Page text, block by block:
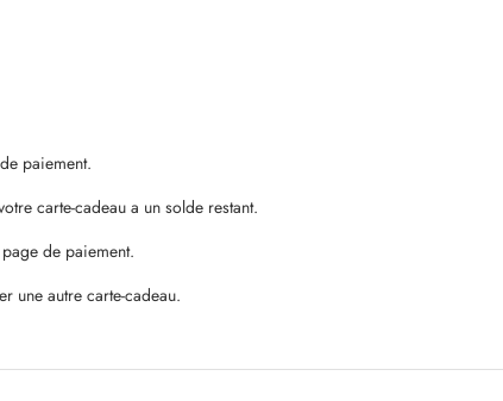
paiement.
carte-cadeau a un solde restant.
de paiement.
une autre carte-cadeau.